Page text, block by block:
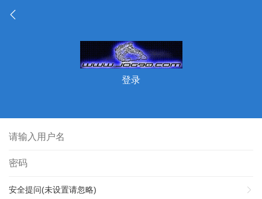
登录
安全提问(未设置请忽略)